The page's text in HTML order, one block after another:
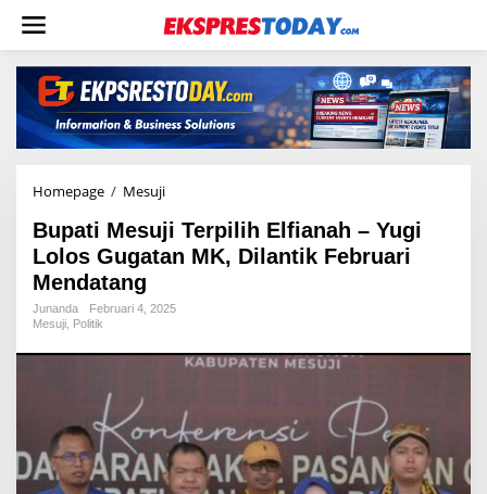
w
Homepage / Mesuji
p
a
t
M
T
e
r
p
Bupati Mesuji Terpilih Elfianah – Yugi
Lolos Gugatan MK, Dilantik Februari
Mendatang
Junanda
Februari 4, 2025
Mesuji, Politik